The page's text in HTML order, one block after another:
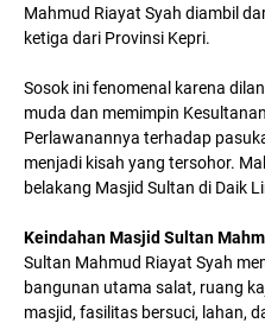
Mahmud Riayat Syah diambil
ketiga dari Provinsi Kepri.
Sosok ini fenomenal karena
muda dan memimpin
Perlawanannya terhadap
menjadi kisah yang tersohor.
belakang Masjid Sultan di Daik
Keindahan Masjid Sultan
Sultan Mahmud Riayat Syah
bangunan utama salat, ruang
masjid, fasilitas bersuci, lahan,